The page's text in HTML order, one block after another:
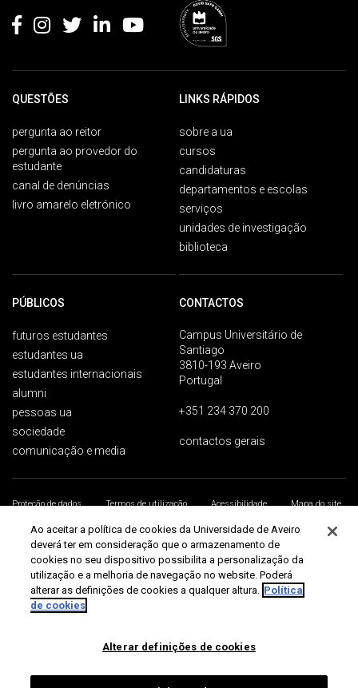
QUESTÕES
pergunta ao reitor
pergunta ao provedor do
estudante
canal de denúncias
livro amarelo eletrónico
LINKS RÁPIDOS
sobre a ua
cursos
candidaturas
departamentos e escolas
serviços
unidades de investigação
biblioteca
PÚBLICOS
futuros estudantes
estudantes ua
estudantes internacionais
alumni
pessoas ua
sociedade
comunicação e media
CONTACTOS
Campus Universitário de
Santiago
3810-193 Aveiro
Portugal
+351 234 370 200
contactos gerais
Proteção de dados Termos de utilização Acessibilidade
Mapa do site
Universidade de Aveiro 2026
Ao aceitar a política de cookies da Universidade de Aveiro
deverá ter em consideração que o armazenamento de
cookies no seu dispositivo possibilita a personalização da
utilização e a melhoria de navegação no website. Poderá
alterar as definições de cookies a qualquer altura. Política
de cookies
Alterar definições de cookies